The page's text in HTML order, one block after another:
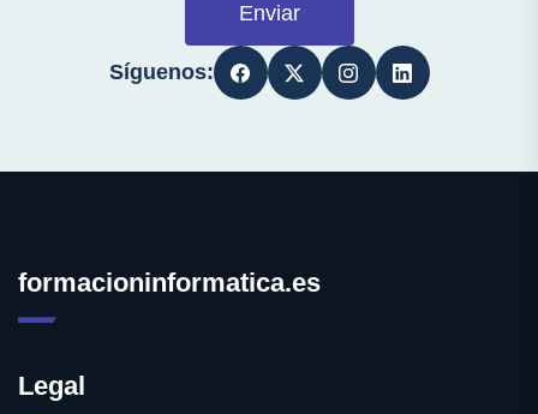
Enviar
Síguenos:
formacioninformatica.es
Legal